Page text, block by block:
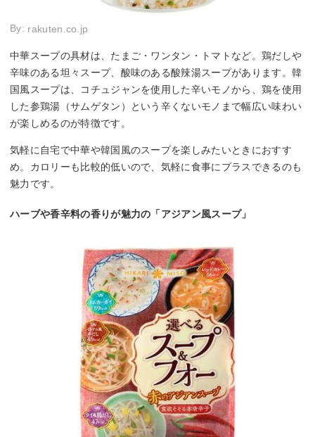
By: rakuten.co.jp
中華スープの具材は、たまご・ワンタン・トマトなど。鶏だしや
辛味のある坦々スープ、酸味のある酸辣湯スープがあります。韓
国風スープは、コチュジャンを使用した辛いモノから、鶏を使用
した参鶏湯（サムゲタン）という辛くないモノまで幅広い味わい
が楽しめるのが特徴です。
気軽に自宅で中華や韓国風のスープを楽しみたいときにおすす
め。カロリーも比較的低いので、気軽に食事にプラスできるのも
魅力です。
ハーブや香辛料の香りが魅力の「アジアン風スープ」